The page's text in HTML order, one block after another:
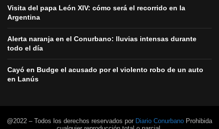
Visita del papa León XIV: cómo será el recorrido en la
Argentina
Alerta naranja en el Conurbano: lluvias intensas durante
todo el día
Cayó en Budge el acusado por el violento robo de un auto
en Lanús
@2022 – Todos los derechos reservados por Diario Conurbano Prohibida